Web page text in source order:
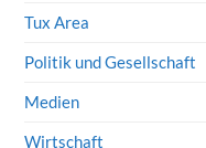
Tux Area
Politik und Gesellschaft
Medien
Wirtschaft